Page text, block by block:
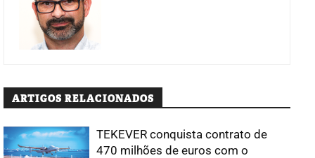
ARTIGOS RELACIONADOS
TEKEVER conquista contrato de
470 milhões de euros com o